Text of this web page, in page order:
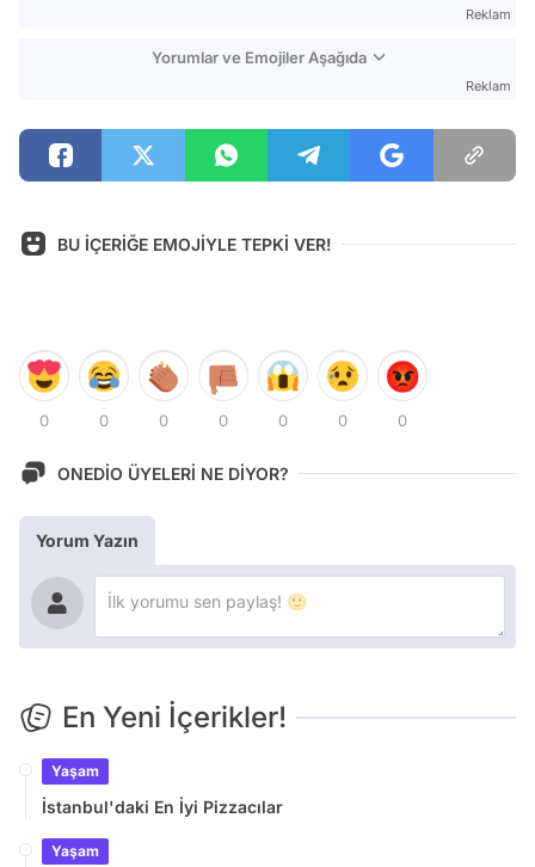
Reklam
Yorumlar ve Emojiler Aşağıda
Reklam
BU İÇERİĞE EMOJİYLE TEPKİ VER!
0 0 0 0 0 0 0
ONEDİO ÜYELERİ NE DİYOR?
Yorum Yazın
En Yeni İçerikler!
Yaşam
İstanbul'daki En İyi Pizzacılar
Yaşam